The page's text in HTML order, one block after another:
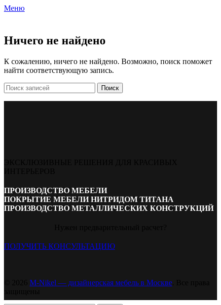
Меню
Ничего не найдено
К сожалению, ничего не найдено. Возможно, поиск поможет
найти соответствующую запись.
Поиск
ПРОИЗВОДСТВО МЕБЕЛИ
ПОКРЫТИЕ МЕБЕЛИ НИТРИДОМ ТИТАНА
ПРОИЗВОДСТВО МЕТАЛЛИЧЕСКИХ КОНСТРУКЦИЙ
ПОЛУЧИТЬ КОНСУЛЬТАЦИЮ
M-Nikel — дизайнерская мебель в Москве